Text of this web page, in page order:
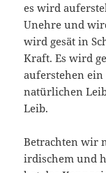
es wird
Unehre und
wird gesät in
Kraft. Es wird
auferstehen
natürlichen
Leib.
Betrachten wir
irdischem und